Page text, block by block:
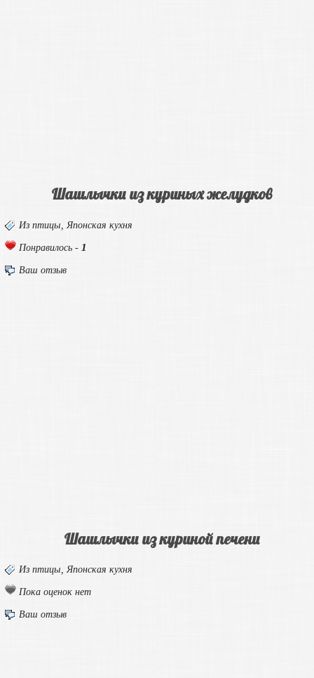
Шашлычки из куриных желудков
Из птицы Японская кухня
Понравилось -1
Ваш отзыв
Шашлычки из куриной печени
Из птицы,Японская кухня
Пока оценок нет
Ваш отзыв